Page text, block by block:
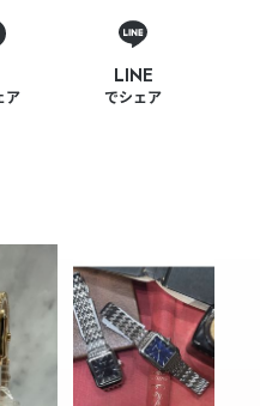
ア
LINE
でシェア